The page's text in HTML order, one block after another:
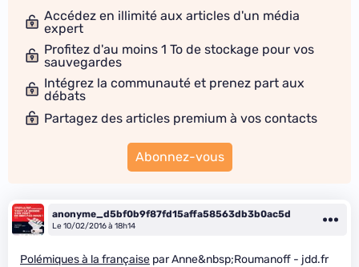
Accédez en illimité aux articles d'un média
expert
Profitez d'au moins 1 To de stockage pour vos
sauvegardes
Intégrez la communauté et prenez part aux
débats
Partagez des articles premium à vos contacts
Abonnez-vous
anonyme_d5bf0b9f87fd15affa58563db3b0ac5d
Le 10/02/2016 à 18h14
Polémiques à la française par Anne&nbsp;Roumanoff - jdd.fr